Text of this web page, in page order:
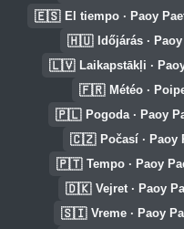
🇪🇸 El tiempo · Paoy
🇭🇺 Időjárás ·
🇱🇻 Laikapstākļi ·
🇫🇷 Météo ·
🇵🇱 Pogoda · Paoy
🇨🇿 Počasí · Paoy
🇵🇹 Tempo · Paoy
🇩🇰 Vejret · Paoy
🇸🇮 Vreme · Paoy